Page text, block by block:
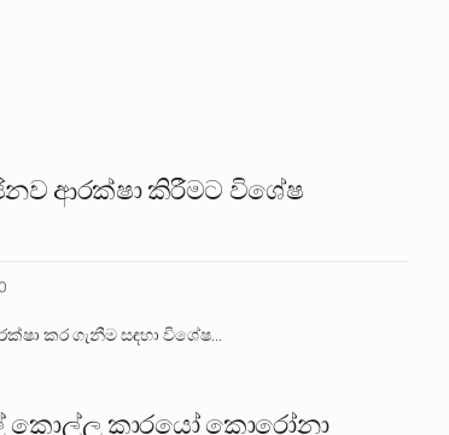
ආරක්ෂා කිරීමට විශේෂ
කර ගැනීම සඳහා විශේෂ…
කොල්ල කාරයෝ කොරෝනා